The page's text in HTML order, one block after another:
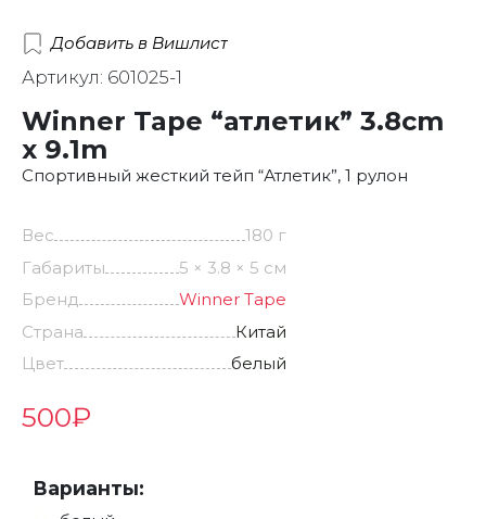
Добавить в Вишлист
Артикул: 601025-1
Winner Tape “атлетик” 3.8cm
x 9.1m
Спортивный жесткий тейп “Атлетик”, 1 рулон
Вес
180 г
Габариты
5 × 3.8 × 5 см
Бренд
Winner Tape
Страна
Китай
Цвет
белый
500₽
Варианты: